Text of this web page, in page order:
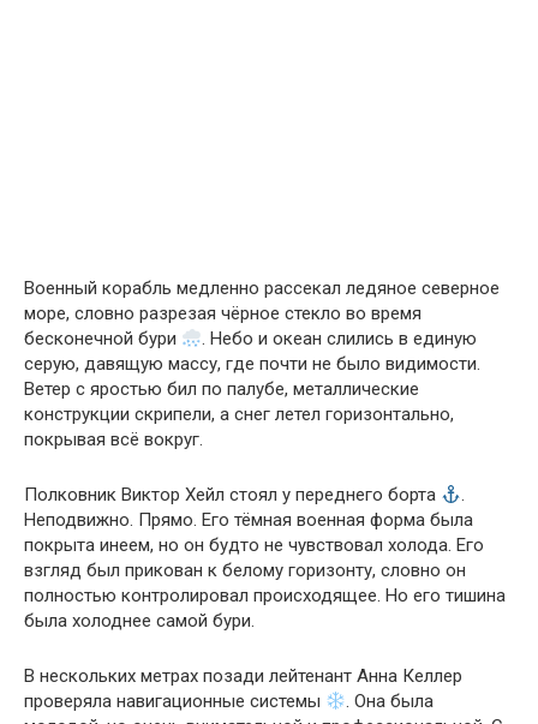
Военный корабль медленно рассекал ледяное северное
море, словно разрезая чёрное стекло во время
бесконечной бури
. Небо и океан слились в единую
серую, давящую массу, где почти не было видимости.
Ветер с яростью бил по палубе, металлические
конструкции скрипели, а снег летел горизонтально,
покрывая всё вокруг.
Полковник Виктор Хейл стоял у переднего борта
.
Неподвижно. Прямо. Его тёмная военная форма была
покрыта инеем, но он будто не чувствовал холода. Его
взгляд был прикован к белому горизонту, словно он
полностью контролировал происходящее. Но его тишина
была холоднее самой бури.
В нескольких метрах позади лейтенант Анна Келлер
проверяла навигационные системы
. Она была